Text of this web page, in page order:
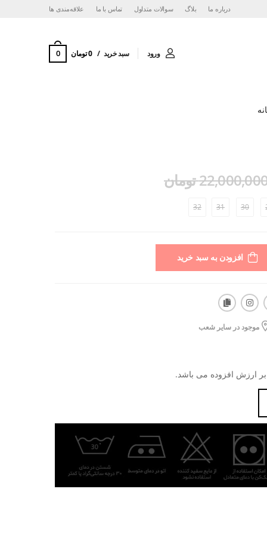
درباره ما بلاگ سوالات متداول تماس با ما ‌علاقه‌مندی ها
ورود سبد خرید 0 تومان 0
تومان
30
31
32
افزودن به سبد خرید
موجود در سایر شعب